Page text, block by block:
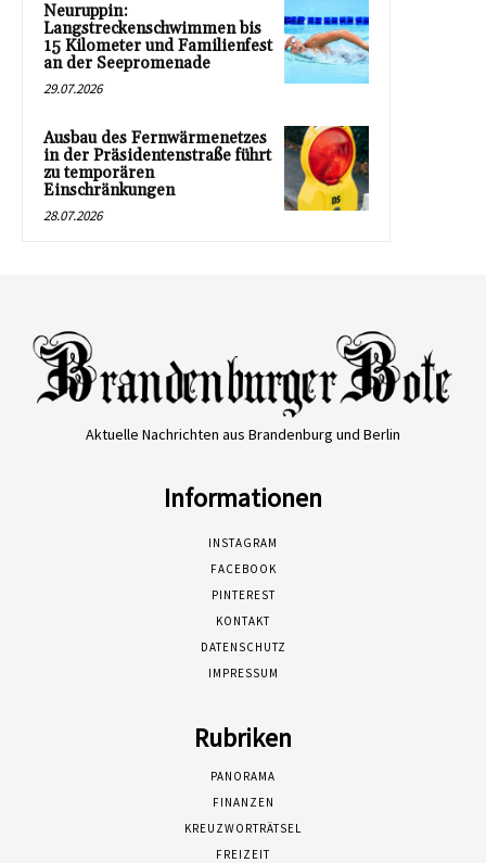
Neuruppin:
Langstreckenschwimmen bis
15 Kilometer und Familienfest
an der Seepromenade
29.07.2026
Ausbau des Fernwärmenetzes
in der Präsidentenstraße führt
zu temporären
Einschränkungen
28.07.2026
Aktuelle Nachrichten aus Brandenburg und Berlin
Informationen
INSTAGRAM
FACEBOOK
PINTEREST
KONTAKT
DATENSCHUTZ
IMPRESSUM
Rubriken
PANORAMA
FINANZEN
KREUZWORTRÄTSEL
FREIZEIT